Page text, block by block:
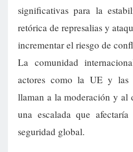
significativas para la
retórica de represalias y
incrementar el riesgo de
La comunidad
actores como la UE y las
llaman a la moderación y al
una escalada que
seguridad global.